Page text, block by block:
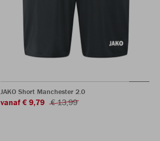
JAKO Short Manchester 2.0
vanaf € 9,79 € 13,99